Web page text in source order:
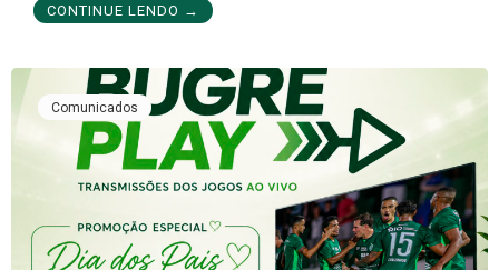
CONTINUE LENDO →
Comunicados